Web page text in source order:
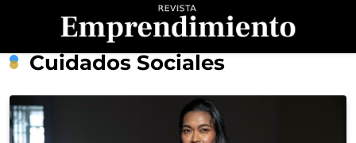
Revista
Emprendimiento
Cuidados Sociales